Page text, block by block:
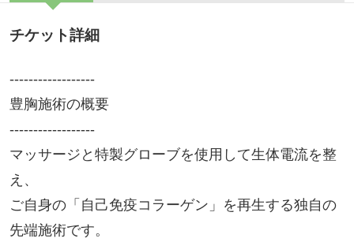
チケット詳細
------------------
豊胸施術の概要
------------------
マッサージと特製グローブを使用して生体電流を整
え、
ご自身の「自己免疫コラーゲン」を再生する独自の
先端施術です。